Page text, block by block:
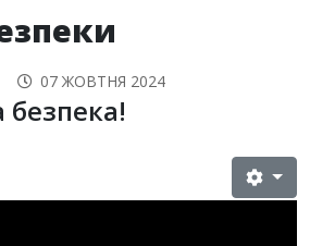
07 ЖОВТНЯ 2024
безпека!